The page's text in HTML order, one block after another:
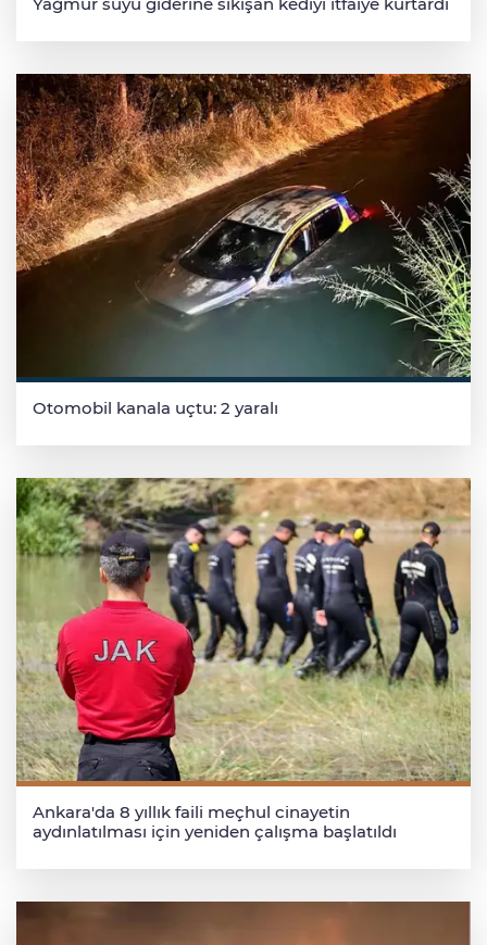
Yağmur suyu giderine sıkışan kediyi itfaiye kurtardı
Otomobil kanala uçtu: 2 yaralı
Ankara'da 8 yıllık faili meçhul cinayetin
aydınlatılması için yeniden çalışma başlatıldı